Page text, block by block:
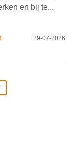
en bij te...
29-07-2026